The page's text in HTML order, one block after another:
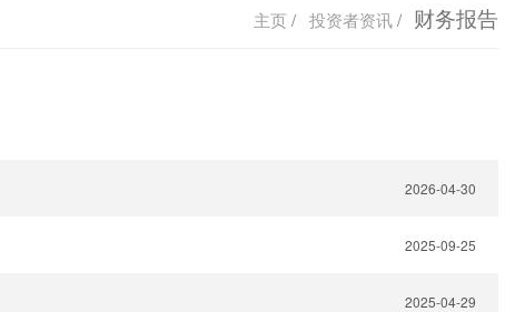
主页 / 投资者资讯 / 财务报告
2026-04-30
2025-09-25
2025-04-29